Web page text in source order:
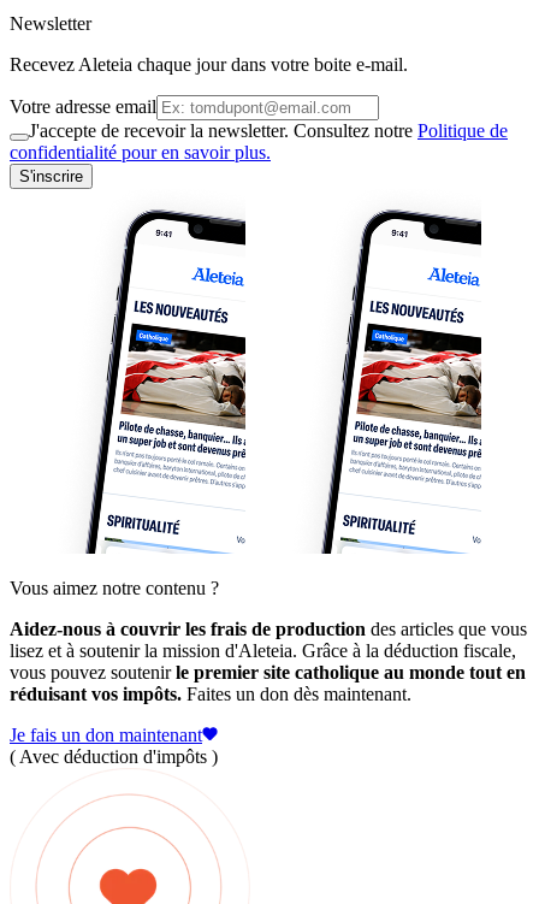
Newsletter
Recevez Aleteia chaque jour dans votre boite e-mail.
Votre adresse email
J'accepte de recevoir la newsletter. Consultez notre Politique de
confidentialité pour en savoir plus.
S'inscrire
Vous aimez notre contenu ?
Aidez-nous à couvrir les frais de production des articles que vous
lisez et à soutenir la mission d'Aleteia. Grâce à la déduction fiscale,
vous pouvez soutenirle premier site catholique au monde tout en
réduisant vos impôts. Faites un don dès maintenant.
Je fais un don maintenant
( Avec déduction d'impôts )